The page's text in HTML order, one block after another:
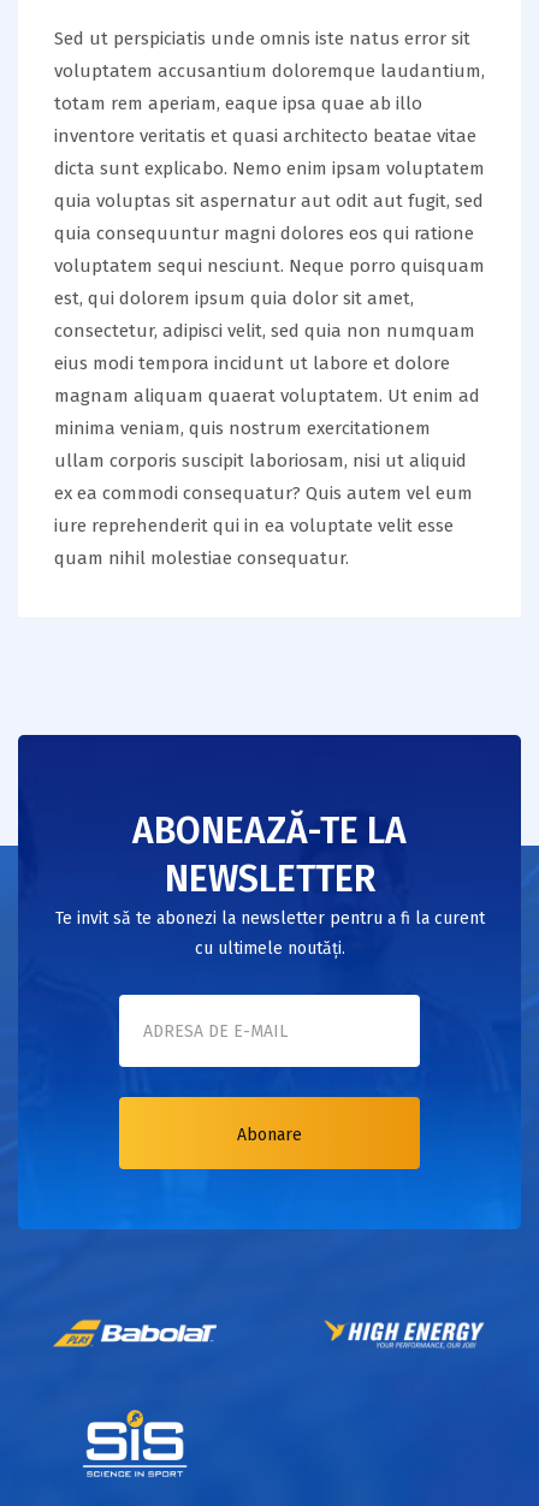
Sed ut perspiciatis unde omnis iste natus error sit
voluptatem accusantium doloremque laudantium,
totam rem aperiam, eaque ipsa quae ab illo
inventore veritatis et quasi architecto beatae vitae
dicta sunt explicabo. Nemo enim ipsam voluptatem
quia voluptas sit aspernatur aut odit aut fugit, sed
quia consequuntur magni dolores eos qui ratione
voluptatem sequi nesciunt. Neque porro quisquam
est, qui dolorem ipsum quia dolor sit amet,
consectetur, adipisci velit, sed quia non numquam
eius modi tempora incidunt ut labore et dolore
magnam aliquam quaerat voluptatem. Ut enim ad
minima veniam, quis nostrum exercitationem
ullam corporis suscipit laboriosam, nisi ut aliquid
ex ea commodi consequatur? Quis autem vel eum
iure reprehenderit qui in ea voluptate velit esse
quam nihil molestiae consequatur.
ABONEAZĂ-TE LA
NEWSLETTER
Te invit să te abonezi la newsletter pentru a fi la curent
cu ultimele noutăți.